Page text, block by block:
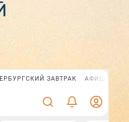
ЗАВТРАК АФИША PLUS